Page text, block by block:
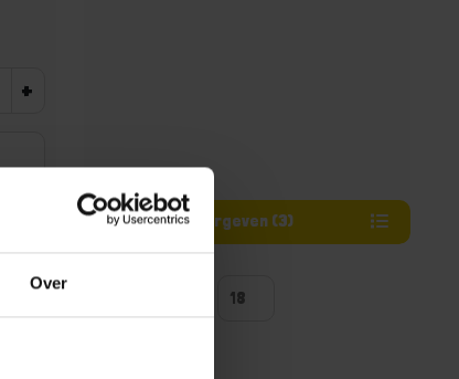
Over
+
Varianten weergeven (3)